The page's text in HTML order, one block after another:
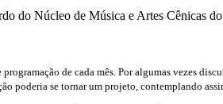
do Núcleo de Música e Artes Cênicas
de cada mês. Por algumas vezes
poderia se tornar um projeto, contemplando